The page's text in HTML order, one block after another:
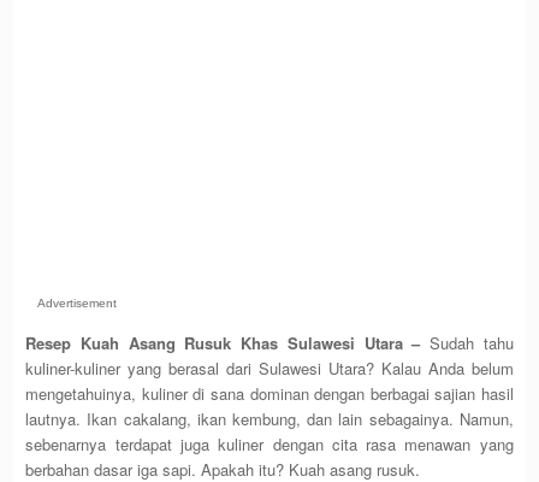
Advertisement
Resep Kuah Asang Rusuk Khas Sulawesi Utara –Sudah tahu
kuliner-kuliner yang berasal dari Sulawesi Utara? Kalau Anda belum
mengetahuinya, kuliner di sana dominan dengan berbagai sajian hasil
lautnya. Ikan cakalang, ikan kembung, dan lain sebagainya. Namun,
sebenarnya terdapat juga kuliner dengan cita rasa menawan yang
berbahan dasar iga sapi. Apakah itu? Kuah asang rusuk.